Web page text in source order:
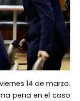
14 de marzo.
pena en el caso